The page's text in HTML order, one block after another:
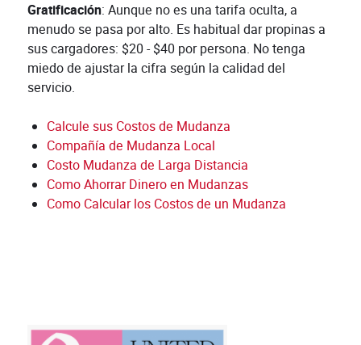
Gratificación: Aunque no es una tarifa oculta, a
menudo se pasa por alto. Es habitual dar propinas a
sus cargadores: $20 - $40 por persona. No tenga
miedo de ajustar la cifra según la calidad del
servicio.
Calcule sus Costos de Mudanza
Compañía de Mudanza Local
Costo Mudanza de Larga Distancia
Como Ahorrar Dinero en Mudanzas
Como Calcular los Costos de un Mudanza